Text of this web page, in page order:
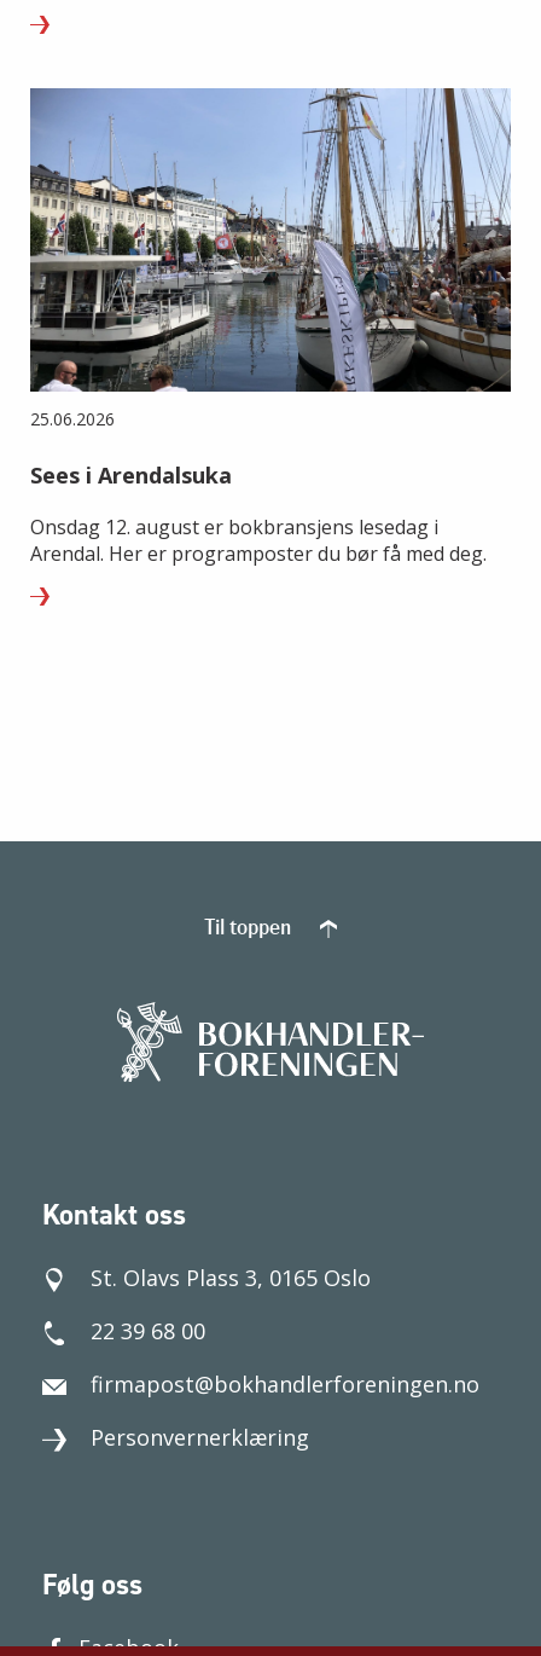
25.06.2026
Sees i Arendalsuka
Onsdag 12. august er bokbransjens lesedag i
Arendal. Her er programposter du bør få med deg.
Kontakt oss
St. Olavs Plass 3, 0165 Oslo
22 39 68 00
firmapost@bokhandlerforeningen.no
Personvernerklæring
Følg oss
Facebook
Til toppen